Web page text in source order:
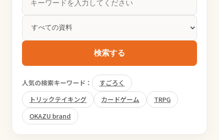
検索する
人気の検索キーワード：
すごろく
トリックテイキング
カードゲーム
TRPG
OKAZU brand